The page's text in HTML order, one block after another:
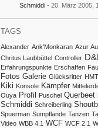
Schmiddi - 20. März 2005,
TAGS
Alexander Ank'Monkaran Azur
Chritus Laubbüttel Controller
Erfahrungspunkte Erschaffen
Fotos Galerie Glücksritter
Kiki Konsole Kämpfer
Ouya Profil Puschel Querbeet
Schmiddi Schreiberling
Spuerman Sumpflande Tanzen
Video WBB 4.1 WCF WCF 2.1